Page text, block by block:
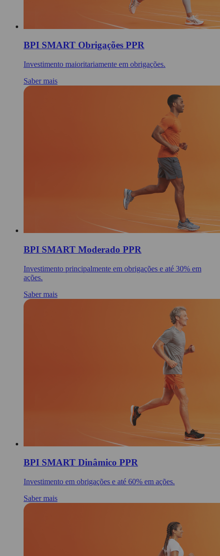
BPI SMART Obrigações PPR
Investimento maioritariamente em obrigações.
Saber mais
BPI SMART Moderado PPR
Investimento principalmente em obrigações e até 30% em
ações.
Saber mais
BPI SMART Dinâmico PPR
Investimento em obrigações e até 60% em ações.
Saber mais